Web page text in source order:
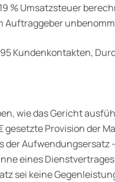
% Umsatzsteuer
Auftraggeber
Kundenkontakten,
wie das Gericht
gesetzte Provision der
der Aufwendungsersatz
eines Dienstvertrages
sei keine